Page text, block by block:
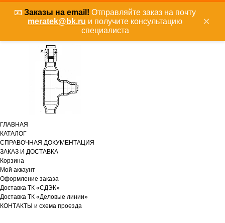
📧 Заказы на email! Отправляйте заказ на почту
meratek@bk.ru и получите консультацию
специалиста
×
ГЛАВНАЯ
КАТАЛОГ
СПРАВОЧНАЯ ДОКУМЕНТАЦИЯ
ЗАКАЗ И ДОСТАВКА
Корзина
Мой аккаунт
Оформление заказа
Доставка ТК «СДЭК»
Доставка ТК «Деловые линии»
КОНТАКТЫ и схема проезда